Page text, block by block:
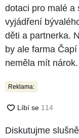
dotaci pro malé a
vyjádření
děti a partnerka.
by ale farma
neměla mít nárok.
Reklama:
Diskutujme